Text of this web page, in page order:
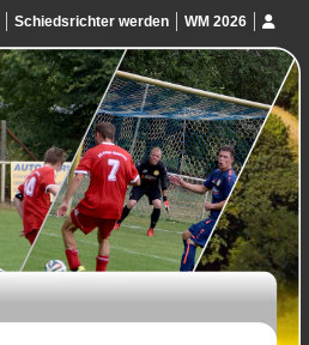
Schiedsrichter werden WM 2026